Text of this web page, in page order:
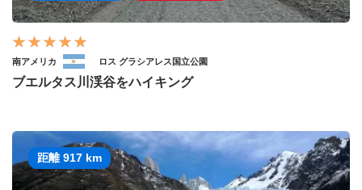
南アメリカ ロス グラシアレス国立公園
ブエルタス川渓谷をハイキング
距離 917 km